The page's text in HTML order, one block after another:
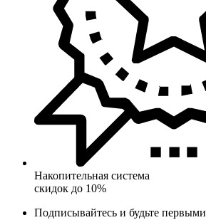
Накопительная система
скидок до 10%
Подписывайтесь и будьте первыми